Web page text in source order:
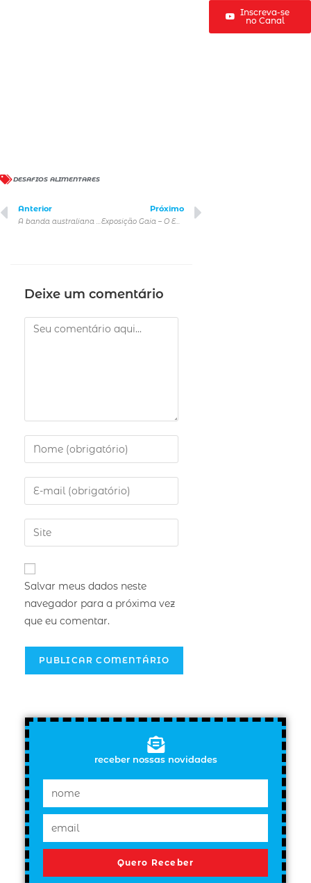
DESAFIOS ALIMENTARES
Anterior Próximo
Exposição Gaia – O Enigma Humano, está em cartaz no Centro Cultural Olido
Deixe um comentário
Salvar meus dados neste
navegador para a próxima vez
que eu comentar.
Inscreva-se
no Canal
receber nossas novidades
Quero Receber